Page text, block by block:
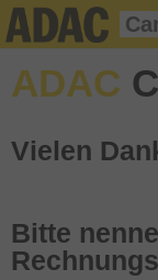
ADAC C
Vielen
Bitte